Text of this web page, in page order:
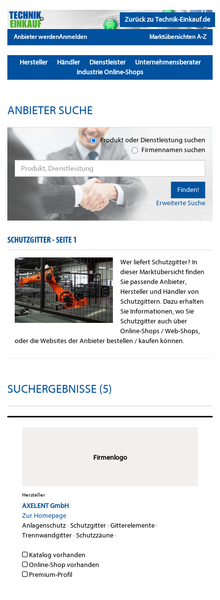
Zurück zu Technik-Einkauf.de
Anbieter werdenAnmelden Marktübersichten A-Z
Hersteller Händler Dienstleister
Unternehmensberater
Industrie Online-Shops
ANBIETER SUCHE
Produkt oder Dienstleistung suchen
Firmennamen suchen
Erweiterte Suche
Finden!
SCHUTZGITTER -SEITE 1
Wer liefert Schutzgitter? In
dieser Marktübersicht finden
Sie passende Anbieter,
Hersteller und Händler von
Schutzgittern. Dazu erhalten
Sie Informationen, wo Sie
Schutzgitter auch über
Online-Shops / Web-Shops,
oder die Websites der Anbieter bestellen / kaufen können.
SUCHERGEBNISSE (5)
Firmenlogo
Hersteller
AXELENT GmbH
Zur Homepage
Anlagenschutz·Schutzgitter·Gitterelemente·
Trennwandgitter·Schutzzäune·
Katalog vorhanden
Online-Shop vorhanden
Premium-Profil